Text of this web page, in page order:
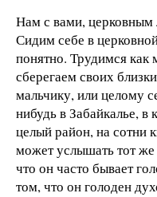
Нам с вами, церковным
Сидим себе в
понятно. Трудимся
сберегаем своих
мальчику, или целому
нибудь в Забайкалье,
целый район, на сотни
может услышать тот
что он часто бывает
том, что он голоден